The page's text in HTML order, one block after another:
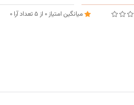
میانگین امتیاز0 از 5تعداد آرا 0